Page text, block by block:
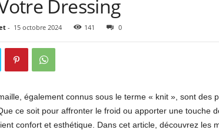
Dressing
- 15 octobre 2024 141 0
également connus sous le terme « knit », sont des
ce soit pour affronter le froid ou apporter une touche
confort et esthétique. Dans cet article, découvrez les